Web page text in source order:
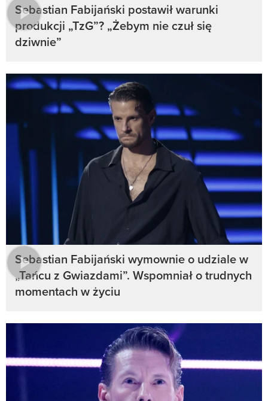
Sebastian Fabijański postawił warunki
produkcji „TzG”? „Żebym nie czuł się
dziwnie”
Sebastian Fabijański wymownie o udziale w
„Tańcu z Gwiazdami”. Wspomniał o trudnych
momentach w życiu